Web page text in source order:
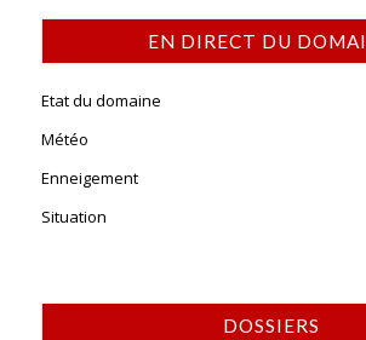
EN DIRECT DU
Etat du domaine
Météo
Enneigement
Situation
DOSSIERS